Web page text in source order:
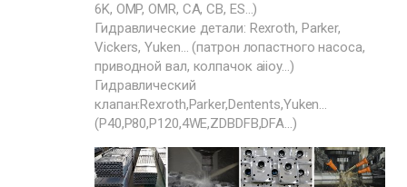
6K, OMP, OMR, CA, CB, ES…)
Гидравлические детали: Rexroth, Parker,
Vickers, Yuken… (патрон лопастного насоса,
приводной вал, колпачок aiioy…)
Гидравлический
клапан:Rexroth,Parker,Dentents,Yuken…
(P40,P80,P120,4WE,ZDBDFB,DFA…)